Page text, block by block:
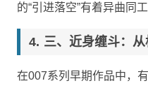
的“引进落空”有着异曲同工
三、近身缠斗：
在007系列早期作品中，